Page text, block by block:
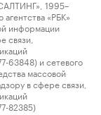
1995–
«РБК»
информации
связи,
63848) и сетевого
массовой
в сфере связи,
82385)